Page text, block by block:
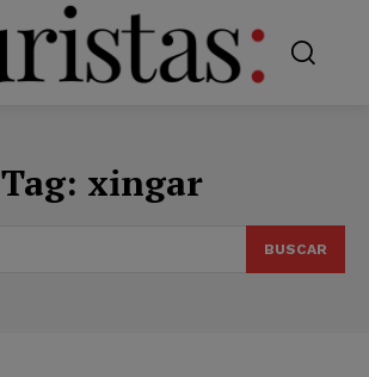
Tag: xingar
BUSCAR